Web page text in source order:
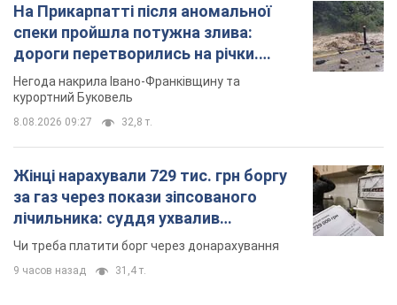
На Прикарпатті після аномальної
спеки пройшла потужна злива:
дороги перетворились на річки.
Відео
Негода накрила Івано-Франківщину та
курортний Буковель
8.08.2026 09:27 32,8 т.
Жінці нарахували 729 тис. грн боргу
за газ через покази зіпсованого
лічильника: суддя ухвалив
неочікуване рішення
Чи треба платити борг через донарахування
9 часов назад 31,4 т.